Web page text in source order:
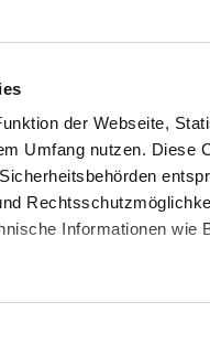
der Webseite,
Umfang nutzen.
Informationen